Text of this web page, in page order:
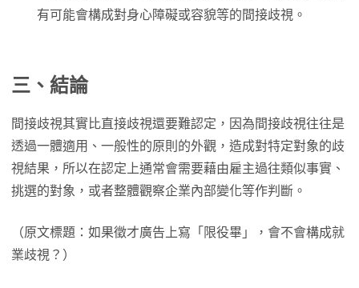
有可能會構成對身心障礙或容貌等的間接歧視。
三、結論
間接歧視其實比直接歧視還要難認定，因為間接歧視往往是
透過一體適用、一般性的原則的外觀，造成對特定對象的歧
視結果，所以在認定上通常會需要藉由雇主過往類似事實、
挑選的對象，或者整體觀察企業內部變化等作判斷。
（原文標題：如果徵才廣告上寫「限役畢」，會不會構成就
業歧視？）